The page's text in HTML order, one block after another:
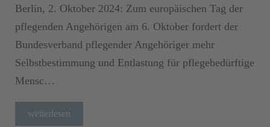
Berlin, 2. Oktober 2024: Zum europäischen Tag der
pflegenden Angehörigen am 6. Oktober fordert der
Bundesverband pflegender Angehöriger mehr
Selbstbestimmung und Entlastung für pflegebedürftige
Mensc…
weiterlesen